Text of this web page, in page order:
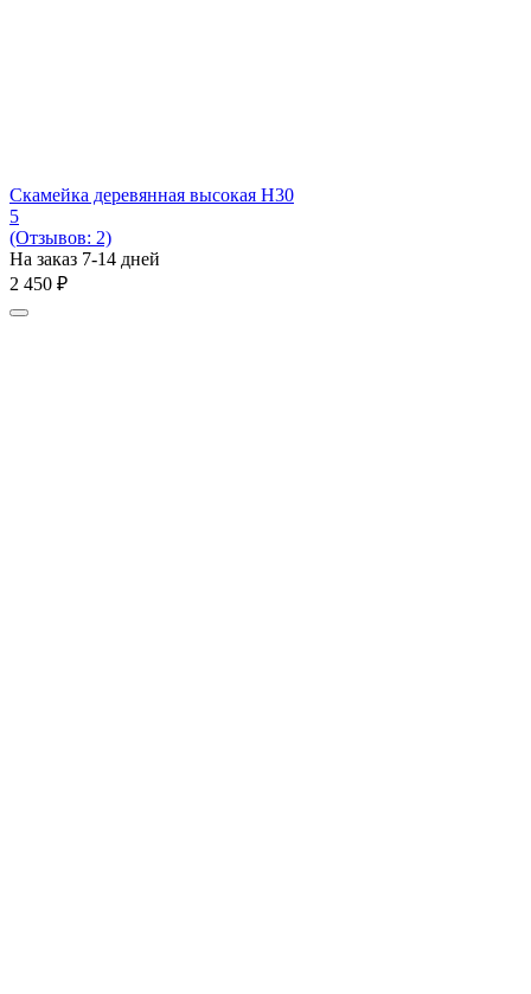
Скамейка деревянная высокая H30
5
(Отзывов: 2)
На заказ 7-14 дней
2 450 ₽